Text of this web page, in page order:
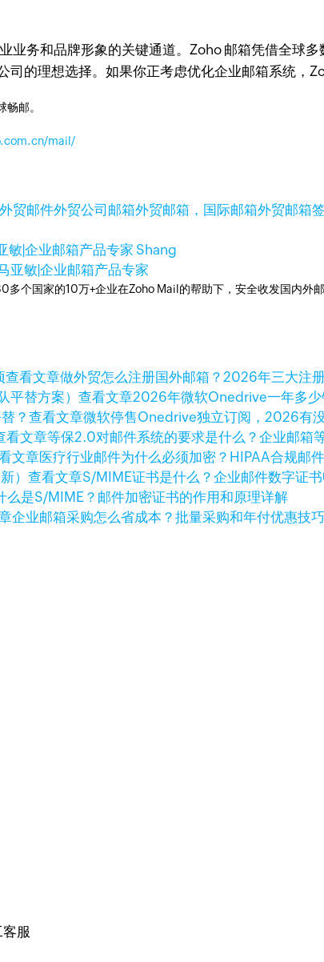
务和品牌形象的关键通道。Zoho 邮箱凭借全球
的理想选择。如果你正考虑优化企业邮箱系统，
邮。
mail/
外贸邮件外贸公司邮箱外贸邮箱，国际邮箱外贸邮箱
敏|企业邮箱产品专家 Shang
亚敏|企业邮箱产品专家
个国家的10万+企业在Zoho Mail的帮助下，安全收发国内外
查看文章做外贸怎么注册国外邮箱？2026年三大注
查看文章2026年微软Onedrive一年多少
查看文章微软停售Onedrive独立订阅，2026有
看文章等保2.0对邮件系统的要求是什么？企业邮箱
文章医疗行业邮件为什么必须加密？HIPAA合规邮
查看文章S/MIME证书是什么？企业邮件数字证
么是S/MIME？邮件加密证书的作用和原理详解
企业邮箱采购怎么省成本？批量采购和年付优惠技巧
服